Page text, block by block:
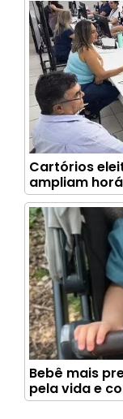
Cartórios
ampliam
Bebê mais
pela vida e